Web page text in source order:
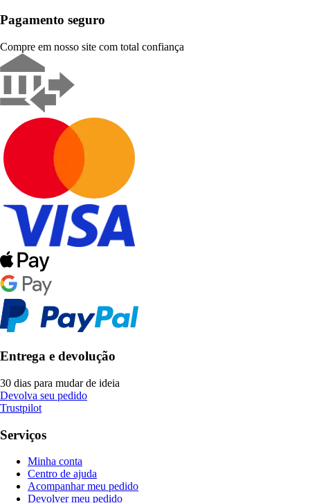
Pagamento seguro
Compre em nosso site com total confiança
Entrega e devolução
30 dias para mudar de ideia
Devolva seu pedido
Trustpilot
Serviços
Minha conta
Centro de ajuda
Acompanhar meu pedido
Devolver meu pedido